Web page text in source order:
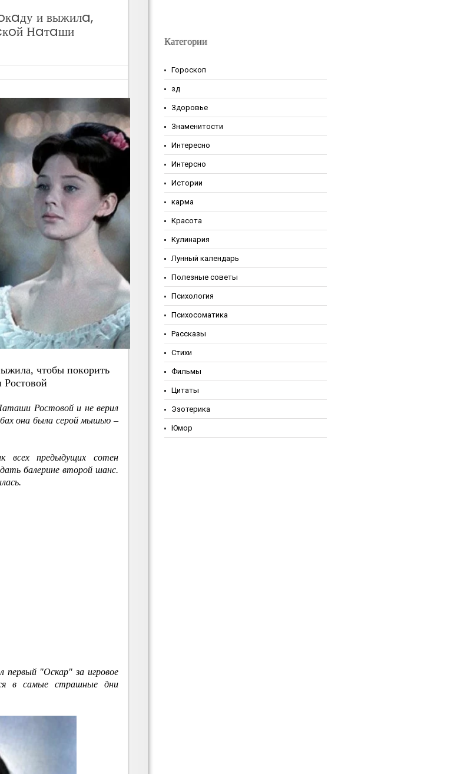
и выжилa,
Нaтaши
чтoбы пoкopить
Ростовой и не верил
она была серой мышью –
всех предыдущих сотен
балерине второй шанс.
"Оскар" за игровое
в самые страшные дни
Категории
Гороскоп
зд
Здоровье
Знаменитости
Интересно
Интерсно
Истории
карма
Красота
Кулинария
Лунный календарь
Полезные советы
Психология
Психосоматика
Рассказы
Стихи
Фильмы
Цитаты
Эзотерика
Юмор